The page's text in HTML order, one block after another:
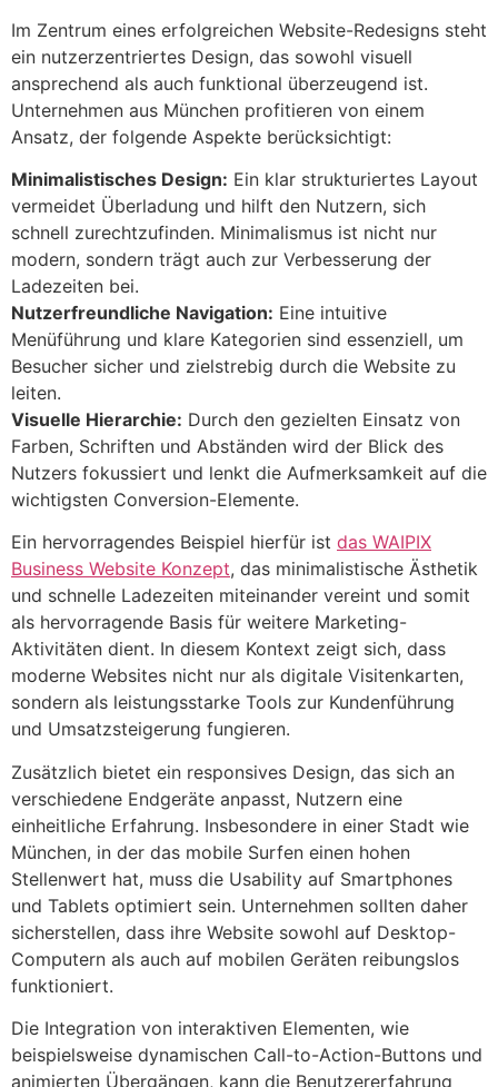
Im Zentrum eines erfolgreichen Website-Redesigns steht
ein nutzerzentriertes Design, das sowohl visuell
ansprechend als auch funktional überzeugend ist.
Unternehmen aus München profitieren von einem
Ansatz, der folgende Aspekte berücksichtigt:
Minimalistisches Design: Ein klar strukturiertes Layout
vermeidet Überladung und hilft den Nutzern, sich
schnell zurechtzufinden. Minimalismus ist nicht nur
modern, sondern trägt auch zur Verbesserung der
Ladezeiten bei.
Nutzerfreundliche Navigation: Eine intuitive
Menüführung und klare Kategorien sind essenziell, um
Besucher sicher und zielstrebig durch die Website zu
leiten.
Visuelle Hierarchie: Durch den gezielten Einsatz von
Farben, Schriften und Abständen wird der Blick des
Nutzers fokussiert und lenkt die Aufmerksamkeit auf die
wichtigsten Conversion-Elemente.
Ein hervorragendes Beispiel hierfür ist das WAIPIX
Business Website Konzept, das minimalistische Ästhetik
und schnelle Ladezeiten miteinander vereint und somit
als hervorragende Basis für weitere Marketing-
Aktivitäten dient. In diesem Kontext zeigt sich, dass
moderne Websites nicht nur als digitale Visitenkarten,
sondern als leistungsstarke Tools zur Kundenführung
und Umsatzsteigerung fungieren.
Zusätzlich bietet ein responsives Design, das sich an
verschiedene Endgeräte anpasst, Nutzern eine
einheitliche Erfahrung. Insbesondere in einer Stadt wie
München, in der das mobile Surfen einen hohen
Stellenwert hat, muss die Usability auf Smartphones
und Tablets optimiert sein. Unternehmen sollten daher
sicherstellen, dass ihre Website sowohl auf Desktop-
Computern als auch auf mobilen Geräten reibungslos
funktioniert.
Die Integration von interaktiven Elementen, wie
beispielsweise dynamischen Call-to-Action-Buttons und
animierten Übergängen, kann die Benutzererfahrung